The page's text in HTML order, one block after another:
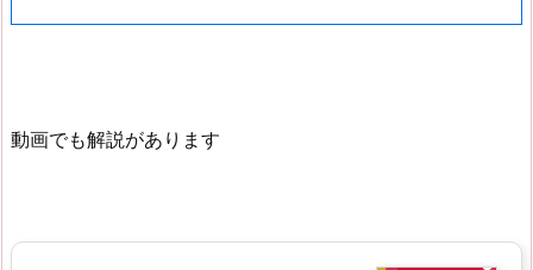
動画でも解説があります